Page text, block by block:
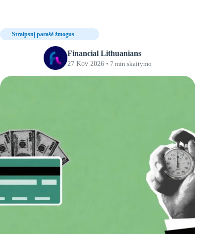
Straipsnį parašė žmogus
Financial Lithuanians
27 Kov 2026• 7 min skaitymo